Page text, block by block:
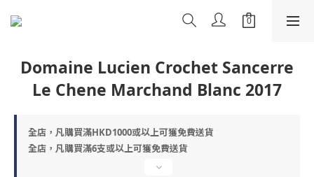
Domaine Lucien Crochet Sancerre
Le Chene Marchand Blanc 2017
全店，凡購買滿HKD1000或以上可獲免費送貨
全店，凡購買滿6支或以上可獲免費送貨